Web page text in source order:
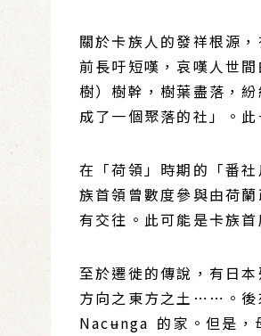
關於卡族人的發祥根源
前長吁短嘆，哀嘆人世
樹）樹幹，樹葉盡落，
成了一個聚落的社」。
在「荷領」時期的「番
族首領曾數度參與由荷
有交往。此可能是卡族
至於遷徙的傳說，有日
方向之東方之土⋯⋯。後
Nacʉnga 的家。但是